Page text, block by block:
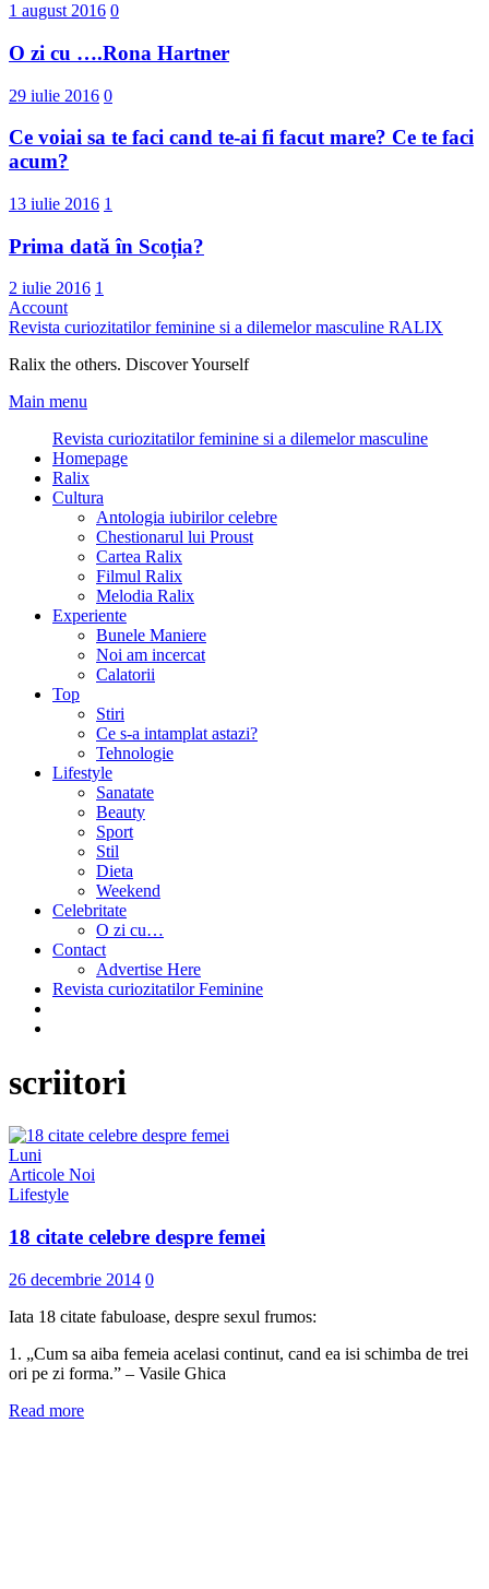
1 august 2016 0
O zi cu ….Rona Hartner
29 iulie 2016 0
Ce voiai sa te faci cand te-ai fi facut mare? Ce te faci
acum?
13 iulie 2016 1
Prima dată în Scoția?
2 iulie 2016 1
Account
Revista curiozitatilor feminine si a dilemelor masculine RALIX
Ralix the others. Discover Yourself
Main menu
Revista curiozitatilor feminine si a dilemelor masculine
Homepage
Ralix
Cultura
Antologia iubirilor celebre
Chestionarul lui Proust
Cartea Ralix
Filmul Ralix
Melodia Ralix
Experiente
Bunele Maniere
Noi am incercat
Calatorii
Top
Stiri
Ce s-a intamplat astazi?
Tehnologie
Lifestyle
Sanatate
Beauty
Sport
Stil
Dieta
Weekend
Celebritate
O zi cu…
Contact
Advertise Here
Revista curiozitatilor Feminine
scriitori
Luni
Articole Noi
Lifestyle
18 citate celebre despre femei
26 decembrie 2014 0
Iata 18 citate fabuloase, despre sexul frumos:
1. „Cum sa aiba femeia acelasi continut, cand ea isi schimba de trei
ori pe zi forma.” – Vasile Ghica
Read more